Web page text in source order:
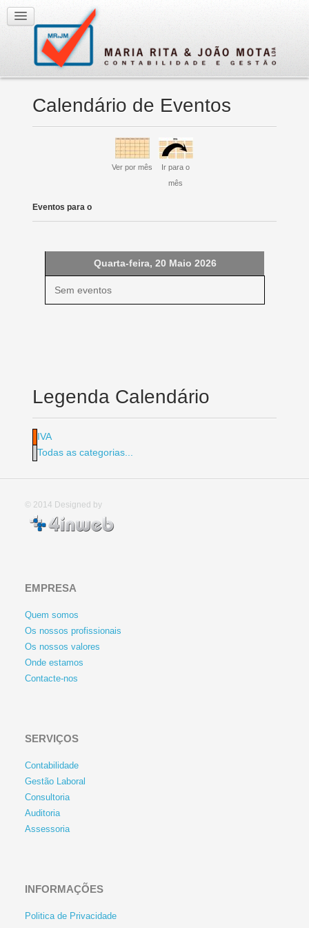
Calendário de Eventos
Ver por mês
Ir para o
mês
Eventos para o
Quarta-feira, 20 Maio 2026
Sem eventos
Legenda Calendário
IVA
Todas as categorias...
© 2014 Designed by
EMPRESA
Quem somos
Os nossos profissionais
Os nossos valores
Onde estamos
Contacte-nos
SERVIÇOS
Contabilidade
Gestão Laboral
Consultoria
Auditoria
Assessoria
INFORMAÇÕES
Politica de Privacidade